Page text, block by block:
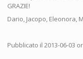
GRAZIE!
Dario, Jacopo, Eleonora,
Pubblicato il 2013-06-03